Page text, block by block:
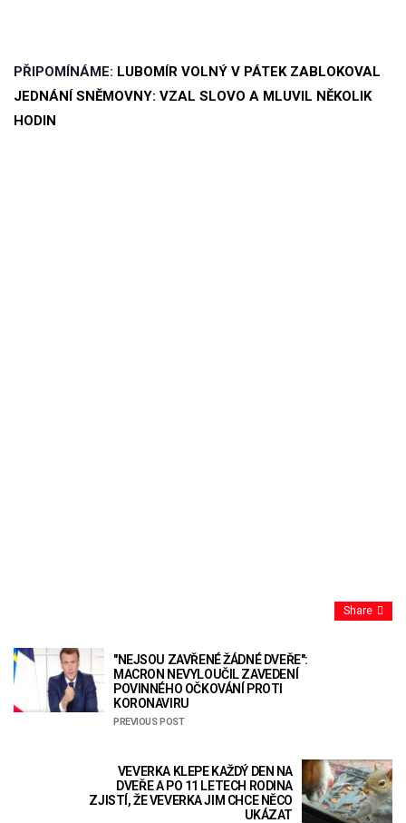
PŘIPOMÍNÁME: LUBOMÍR VOLNÝ V PÁTEK ZABLOKOVAL
JEDNÁNÍ SNĚMOVNY: VZAL SLOVO A MLUVIL NĚKOLIK
HODIN
Share
"NEJSOU ZAVŘENÉ ŽÁDNÉ DVEŘE":
MACRON NEVYLOUČIL ZAVEDENÍ
POVINNÉHO OČKOVÁNÍ PROTI
KORONAVIRU
PREVIOUS POST
VEVERKA KLEPE KAŽDÝ DEN NA
DVEŘE A PO 11 LETECH RODINA
ZJISTÍ, ŽE VEVERKA JIM CHCE NĚCO
UKÁZAT